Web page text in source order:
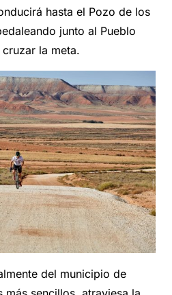
hasta el Pozo de los
junto al Pueblo
la meta.
del municipio de